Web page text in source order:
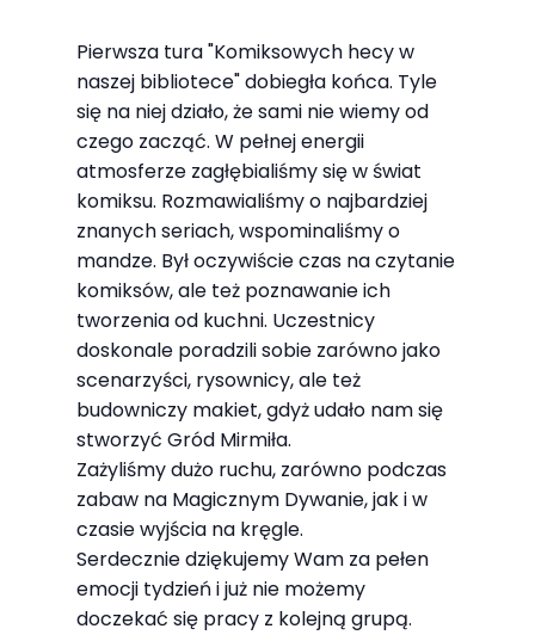
Pierwsza tura "Komiksowych hecy w
naszej bibliotece" dobiegła końca. Tyle
się na niej działo, że sami nie wiemy od
czego zacząć. W pełnej energii
atmosferze zagłębialiśmy się w świat
komiksu. Rozmawialiśmy o najbardziej
znanych seriach, wspominaliśmy o
mandze. Był oczywiście czas na czytanie
komiksów, ale też poznawanie ich
tworzenia od kuchni. Uczestnicy
doskonale poradzili sobie zarówno jako
scenarzyści, rysownicy, ale też
budowniczy makiet, gdyż udało nam się
stworzyć Gród Mirmiła.
Zażyliśmy dużo ruchu, zarówno podczas
zabaw na Magicznym Dywanie, jak i w
czasie wyjścia na kręgle.
Serdecznie dziękujemy Wam za pełen
emocji tydzień i już nie możemy
doczekać się pracy z kolejną grupą.